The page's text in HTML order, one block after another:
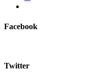
Facebook
Twitter